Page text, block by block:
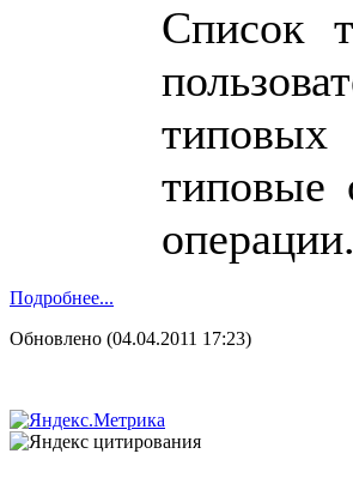
Список
типовые
операции.
Подробнее...
Обновлено (04.04.2011 17:23)